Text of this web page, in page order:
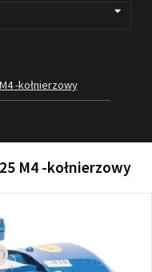
-kołnierzowy
M4 -kołnierzowy